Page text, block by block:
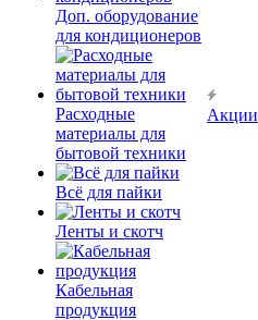
Доп. оборудование
для кондиционеров
Расходные
материалы для
бытовой техники
Всё для пайки
Ленты и скотч
Кабельная
продукция
Акции